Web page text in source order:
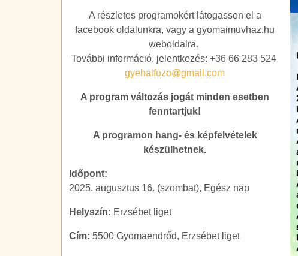
A részletes programokért látogasson el a
facebook oldalunkra, vagy a gyomaimuvhaz.hu
weboldalra.
További információ, jelentkezés: +36 66 283 524
gyehalfozo@gmail.com
A program változás jogát minden esetben
fenntartjuk!
A programon hang- és képfelvételek
készülhetnek.
Időpont:
2025. augusztus 16. (szombat), Egész nap
Helyszín: Erzsébet liget
Cím: 5500 Gyomaendrőd, Erzsébet liget